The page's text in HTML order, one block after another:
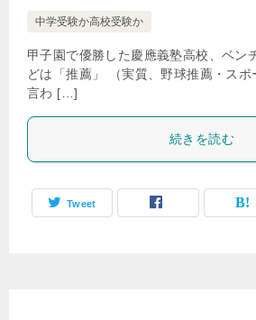
中学受験か高校受験か
甲子園で優勝した慶應義塾高校、ベン
どは「推薦」 （実質、野球推薦・スポ
言わ […]
続きを読む
Tweet